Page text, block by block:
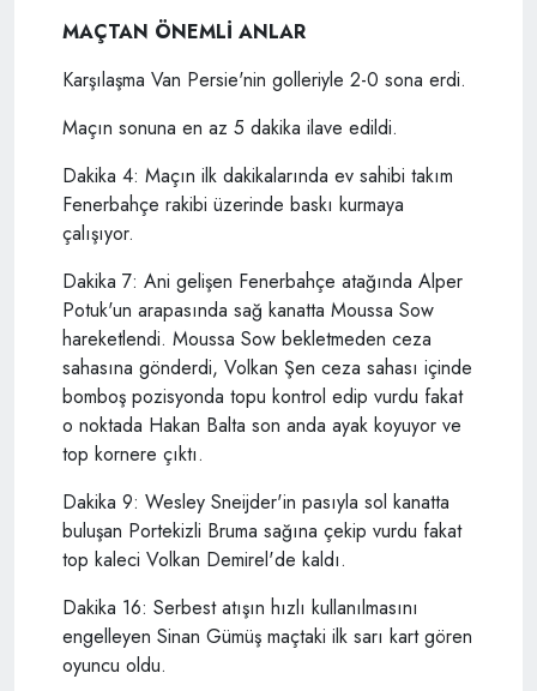
MAÇTAN ÖNEMLİ ANLAR
Karşılaşma Van Persie'nin golleriyle 2-0 sona erdi.
Maçın sonuna en az 5 dakika ilave edildi.
Dakika 4: Maçın ilk dakikalarında ev sahibi takım
Fenerbahçe rakibi üzerinde baskı kurmaya
çalışıyor.
Dakika 7: Ani gelişen Fenerbahçe atağında Alper
Potuk'un arapasında sağ kanatta Moussa Sow
hareketlendi. Moussa Sow bekletmeden ceza
sahasına gönderdi, Volkan Şen ceza sahası içinde
bomboş pozisyonda topu kontrol edip vurdu fakat
o noktada Hakan Balta son anda ayak koyuyor ve
top kornere çıktı.
Dakika 9: Wesley Sneijder'in pasıyla sol kanatta
buluşan Portekizli Bruma sağına çekip vurdu fakat
top kaleci Volkan Demirel'de kaldı.
Dakika 16: Serbest atışın hızlı kullanılmasını
engelleyen Sinan Gümüş maçtaki ilk sarı kart gören
oyuncu oldu.